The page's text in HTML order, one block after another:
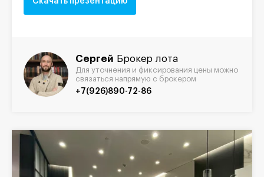
Сергей Брокер лота
Для уточнения и фиксирования цены можно
связаться напрямую с брокером
+7(926)890-72-86